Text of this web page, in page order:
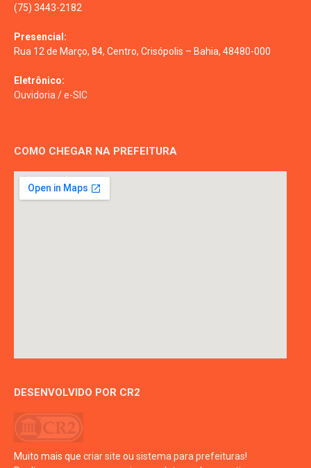
(75) 3443-2182
Presencial:
Rua 12 de Março, 84, Centro, Crisópolis – Bahia, 48480-000
Eletrônico:
Ouvidoria /e-SIC
COMO CHEGAR NA PREFEITURA
DESENVOLVIDO POR CR2
Muito mais que criar site ou sistema para prefeituras!